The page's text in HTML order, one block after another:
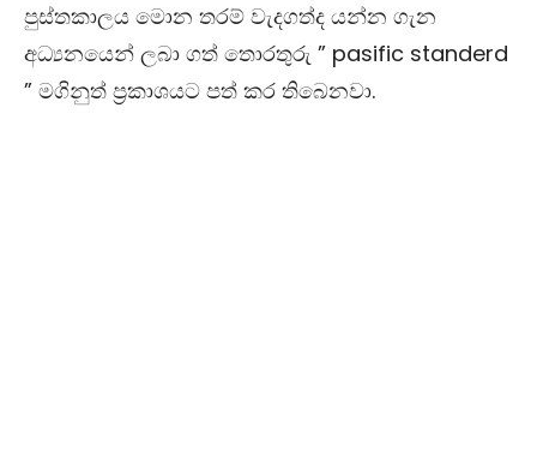
පුස්තකාලය මොන තරම් වැදගත්ද යන්න ගැන
අධ්‍යනයෙන් ලබා ගත් තොරතුරු ” pasific standerd
” මගිනුත් ප්‍රකාශයට පත් කර තිබෙනවා.